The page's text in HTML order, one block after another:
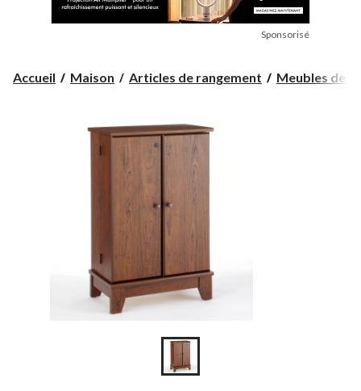
Sponsorisé
Accueil Maison Articles de rangement Meubles de